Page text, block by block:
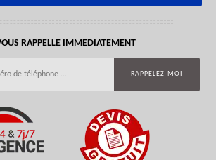
RAPPELLE IMMEDIATEMENT